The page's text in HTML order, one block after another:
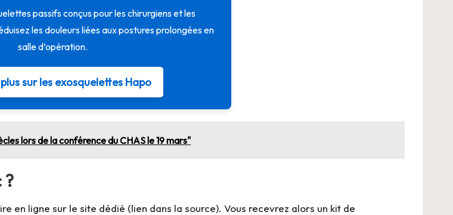
passifs conçus pour les chirurgiens et les
les douleurs liées aux postures prolongées en
salle d’opération.
sur les exosquelettes Hapo
lors de la conférence du CHAS le 19 mars"
?
en ligne sur le site dédié (lien dans la source). Vous recevrez alors un kit de